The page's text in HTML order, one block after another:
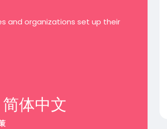
and organizations set up their
体中文